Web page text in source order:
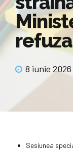
8 iunie 2026
Sesiunea